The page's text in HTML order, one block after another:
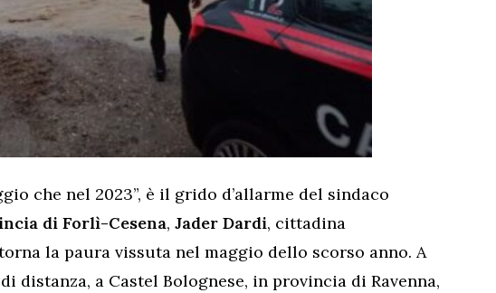
che nel 2023”, è il grido d’allarme del sindaco
di Forlì-Cesena, Jader Dardi, cittadina
la paura vissuta nel maggio dello scorso anno. A
distanza, a Castel Bolognese, in provincia di Ravenna,